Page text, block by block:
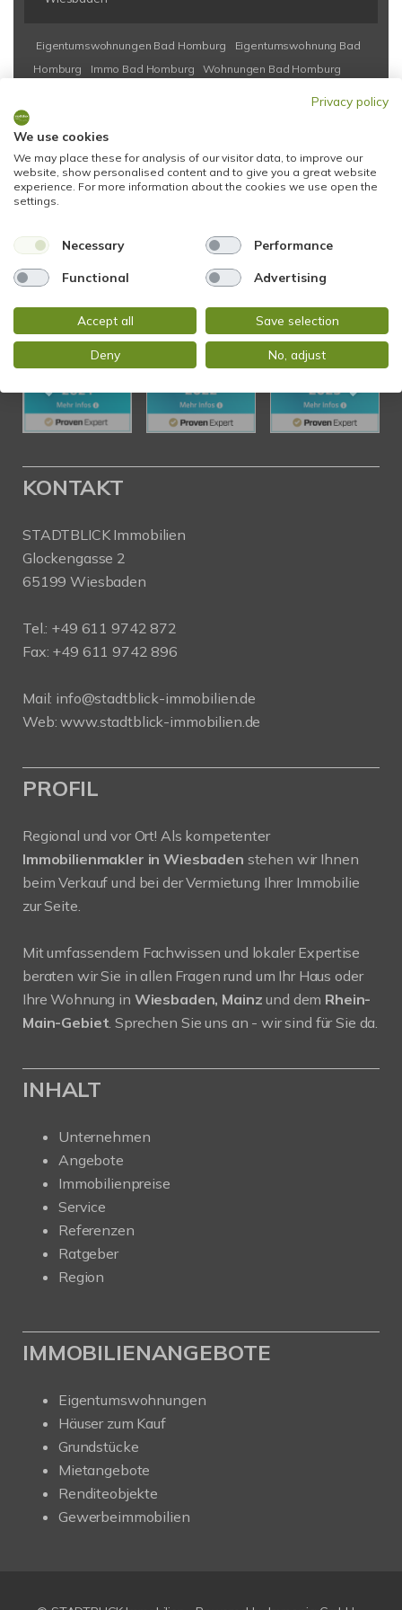
Eigentumswohnungen Bad Homburg
Eigentumswohnung Bad
Homburg
Immo Bad Homburg
Wohnungen Bad Homburg
kaufen Bad Homburg
Bad Homburg
Immobilienkauf Bad Homburg
SERVICE MIT AUSZEICHNUNG!
KONTAKT
STADTBLICK Immobilien
Glockengasse 2
65199 Wiesbaden
Tel.: +49 611 9742 872
Fax: +49 611 9742 896
Mail: info@stadtblick-immobilien.de
Web:www.stadtblick-immobilien.de
PROFIL
Regional und vor Ort! Als kompetenter
Immobilienmakler in Wiesbaden stehen wir Ihnen
beim Verkauf und bei der Vermietung Ihrer Immobilie
zur Seite.
Mit umfassendem Fachwissen und lokaler Expertise
beraten wir Sie in allen Fragen rund um Ihr Haus oder
Ihre Wohnung in Wiesbaden, Mainzund dem Rhein-
Main-Gebiet. Sprechen Sie uns an - wir sind für Sie da.
INHALT
Unternehmen
Angebote
Immobilienpreise
Service
Referenzen
Ratgeber
Region
IMMOBILIENANGEBOTE
Eigentumswohnungen
Häuser zum Kauf
Grundstücke
Mietangebote
Renditeobjekte
Gewerbeimmobilien
Privacy policy
We use cookies
We may place these for analysis of our visitor data, to improve our
website, show personalised content and to give you a great website
experience. For more information about the cookies we use open the
settings.
Necessary Performance
Functional Advertising
Accept all Save selection
Deny No, adjust